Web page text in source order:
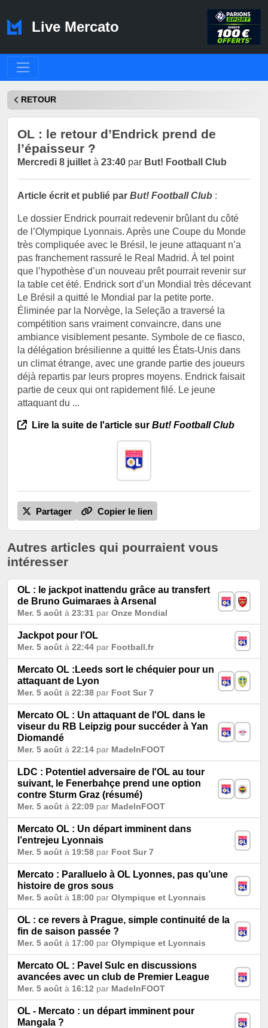
Live Mercato
RETOUR
OL : le retour d’Endrick prend de
l’épaisseur ?
Mercredi 8 juillet à 23:40 par But! Football Club
Article écrit et publié par But! Football Club :
Le dossier Endrick pourrait redevenir brûlant du côté
de l’Olympique Lyonnais. Après une Coupe du Monde
très compliquée avec le Brésil, le jeune attaquant n’a
pas franchement rassuré le Real Madrid. À tel point
que l’hypothèse d’un nouveau prêt pourrait revenir sur
la table cet été. Endrick sort d’un Mondial très décevant
Le Brésil a quitté le Mondial par la petite porte.
Éliminée par la Norvège, la Seleção a traversé la
compétition sans vraiment convaincre, dans une
ambiance visiblement pesante. Symbole de ce fiasco,
la délégation brésilienne a quitté les États-Unis dans
un climat étrange, avec une grande partie des joueurs
déjà repartis par leurs propres moyens. Endrick faisait
partie de ceux qui ont rapidement filé. Le jeune
attaquant du ...
Lire la suite de l'article sur But! Football Club
Partager Copier le lien
Autres articles qui pourraient vous
intéresser
OL : le jackpot inattendu grâce au transfert
de Bruno Guimaraes à Arsenal
Mer. 5 août à 23:31 par Onze Mondial
Jackpot pour l’OL
Mer. 5 août à 22:44 par Football.fr
Mercato OL :Leeds sort le chéquier pour un
attaquant de Lyon
Mer. 5 août à 22:38 par Foot Sur 7
Mercato OL : Un attaquant de l'OL dans le
viseur du RB Leipzig pour succéder à Yan
Diomandé
Mer. 5 août à 22:14 par MadeInFOOT
LDC : Potentiel adversaire de l'OL au tour
suivant, le Fenerbahçe prend une option
contre Sturm Graz (résumé)
Mer. 5 août à 22:09 par MadeInFOOT
Mercato OL : Un départ imminent dans
l’entrejeu Lyonnais
Mer. 5 août à 19:58 par Foot Sur 7
Mercato : Paralluelo à OL Lyonnes, pas qu’une
histoire de gros sous
Mer. 5 août à 18:00 par Olympique et Lyonnais
OL : ce revers à Prague, simple continuité de la
fin de saison passée ?
Mer. 5 août à 17:00 par Olympique et Lyonnais
Mercato OL : Pavel Sulc en discussions
avancées avec un club de Premier League
Mer. 5 août à 16:12 par MadeInFOOT
OL - Mercato : un départ imminent pour
Mangala ?